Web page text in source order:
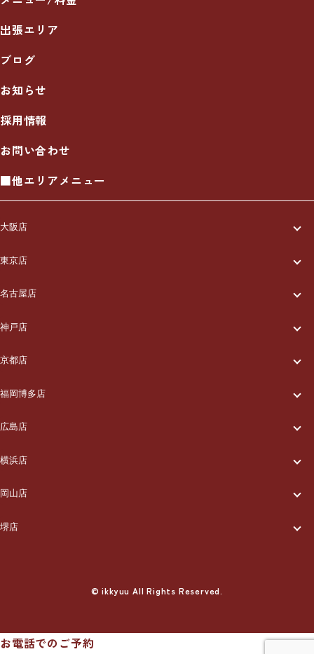
出張エリア
ブログ
お知らせ
採用情報
お問い合わせ
■他エリアメニュー
大阪店
一休について
ご利用の流れ
メニュー/料金
出張エリア
ブログ
お知らせ
採用情報
お問い合わせ
東京店
一休について
ご利用の流れ
メニュー/料金
出張エリア
ブログ
お知らせ
採用情報
お問い合わせ
名古屋店
一休について
ご利用の流れ
メニュー/料金
出張エリア
ブログ
お知らせ
採用情報
神戸店
一休について
ご利用の流れ
メニュー/料金
出張エリア
ブログ
お知らせ
京都店
一休について
ご利用の流れ
メニュー/料金
出張エリア
ブログ
お問い合わせ
福岡博多店
一休について
ご利用の流れ
メニュー/料金
出張エリア
採用情報
広島店
一休について
ご利用の流れ
メニュー/料金
横浜店
一休について
ご利用の流れ
岡山店
一休について
堺店
© ikkyuu All Rights Reserved.
お電話でのご予約